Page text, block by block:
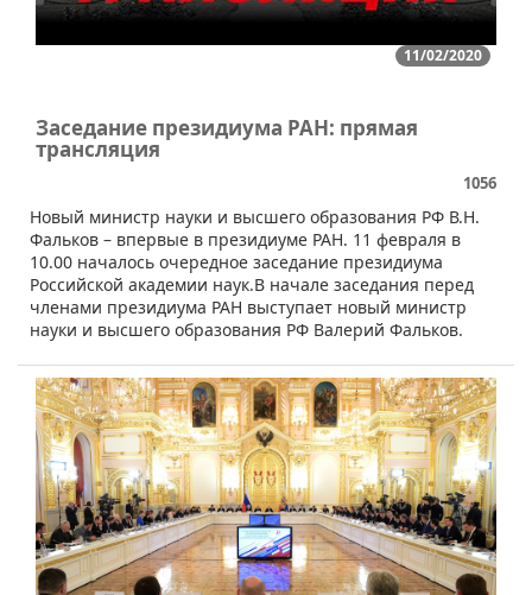
11/02/2020
Заседание президиума РАН: прямая
трансляция
1056
Новый министр науки и высшего образования РФ В.Н.
Фальков – впервые в президиуме РАН. 11 февраля в
10.00 началось очередное заседание президиума
Российской академии наук.В начале заседания перед
членами президиума РАН выступает новый министр
науки и высшего образования РФ Валерий Фальков.